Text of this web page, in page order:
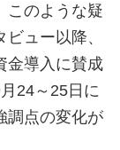
このような疑
ュー以降、
金導入に賛成
24～25日に
調点の変化が